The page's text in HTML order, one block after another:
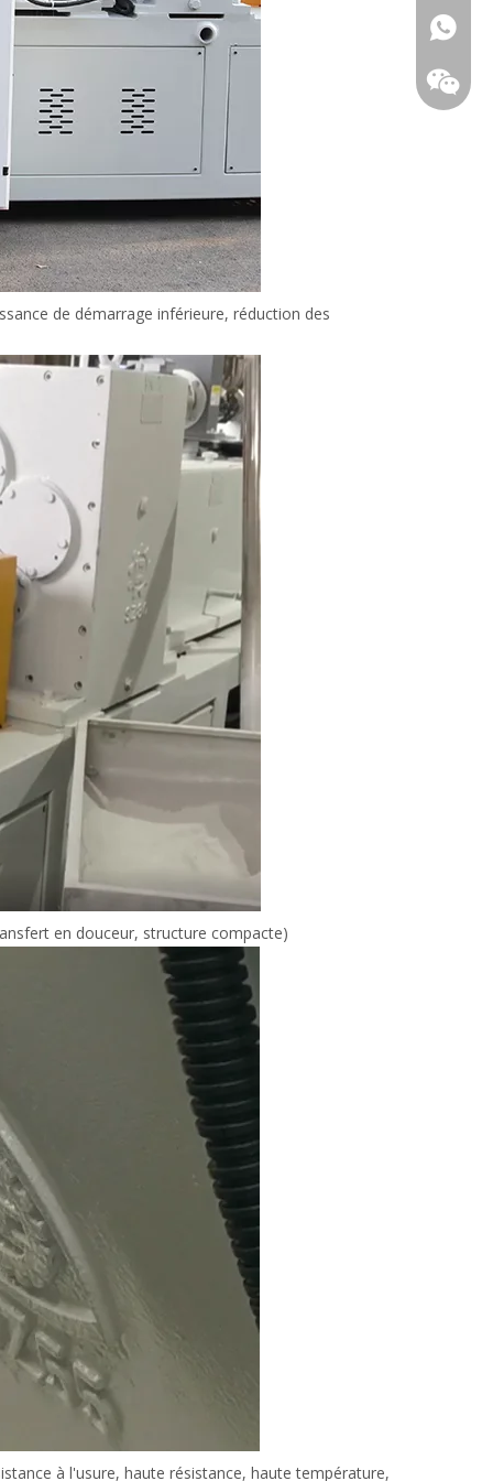
de démarrage inférieure, réduction des
en douceur, structure compacte)
à l'usure, haute résistance, haute température,
+86-